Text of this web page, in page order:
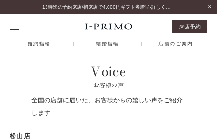
来店予約
婚約指輪 結婚指輪 店舗のご案内
Voice
お客様の声
全国の店舗に届いた、お客様からの嬉しい声をご紹介
します
松山店